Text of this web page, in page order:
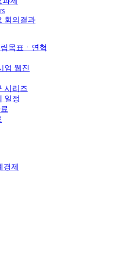
회의결과
목표ㆍ연혁
엄 웹진
시리즈
일정
경제